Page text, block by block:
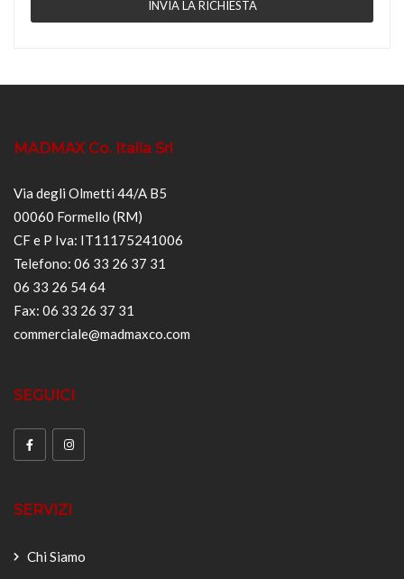
MADMAX Co. Italia Srl
Via degli Olmetti 44/A B5
00060 Formello (RM)
CF e P Iva: IT11175241006
Telefono: 06 33 26 37 31
06 33 26 54 64
Fax: 06 33 26 37 31
commerciale@madmaxco.com
SEGUICI
SERVIZI
Chi Siamo